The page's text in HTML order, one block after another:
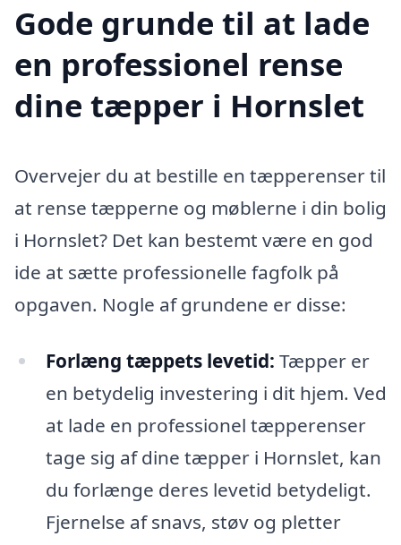
Gode grunde til at lade
en professionel rense
dine tæpper i Hornslet
Overvejer du at bestille en tæpperenser til
at rense tæpperne og møblerne i din bolig
i Hornslet? Det kan bestemt være en god
ide at sætte professionelle fagfolk på
opgaven. Nogle af grundene er disse:
Forlæng tæppets levetid: Tæpper er
en betydelig investering i dit hjem. Ved
at lade en professionel tæpperenser
tage sig af dine tæpper i Hornslet, kan
du forlænge deres levetid betydeligt.
Fjernelse af snavs, støv og pletter